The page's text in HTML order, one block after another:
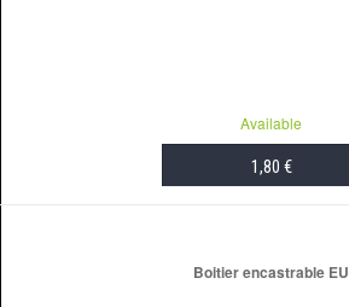
Available
1,80 €
Boitier encastrable EU